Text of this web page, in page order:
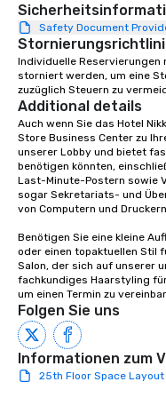
Safety Document
Individuelle Reservierungen
storniert werden, um eine
zuzüglich Steuern zu
Additional details
Auch wenn Sie das Hotel
Store Business Center zu
unserer Lobby und bietet
benötigen könnten,
Last-Minute-Postern sowie
sogar Sekretariats- und
von Computern und
Benötigen Sie eine kleine
oder einen topaktuellen Stil
Salon, der sich auf unserer
fachkundiges Haarstyling
um einen Termin zu
Folgen Sie uns
Informationen zum
25th Floor Space Layout